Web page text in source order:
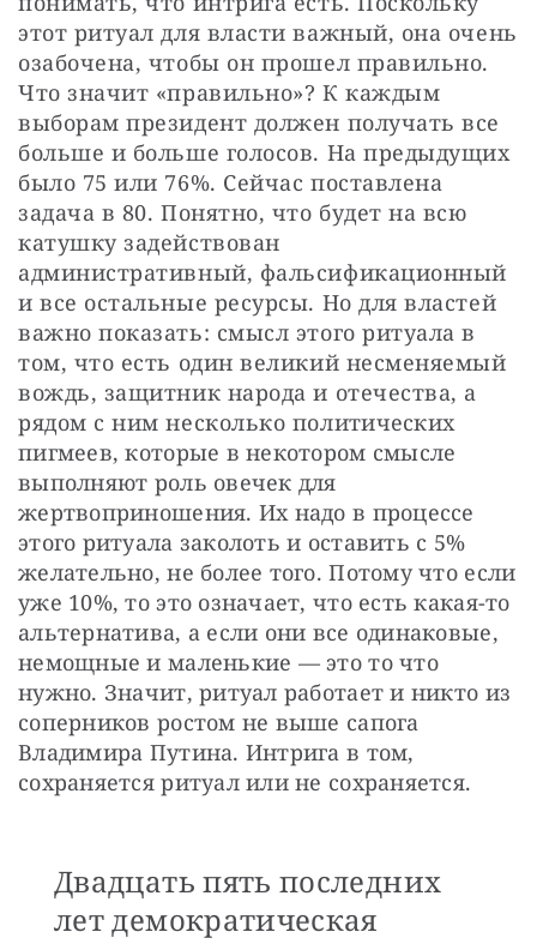
этот ритуал для власти важный, она очень
озабочена, чтобы он прошел правильно.
Что значит «правильно»? К каждым
выборам президент должен получать все
больше и больше голосов. На предыдущих
было 75 или 76%. Сейчас поставлена
задача в 80. Понятно, что будет на всю
катушку задействован
административный, фальсификационный
и все остальные ресурсы. Но для властей
важно показать: смысл этого ритуала в
том, что есть один великий несменяемый
вождь, защитник народа и отечества, а
рядом с ним несколько политических
пигмеев, которые в некотором смысле
выполняют роль овечек для
жертвоприношения. Их надо в процессе
этого ритуала заколоть и оставить с 5%
желательно, не более того. Потому что если
уже 10%, то это означает, что есть какая-то
альтернатива, а если они все одинаковые,
немощные и маленькие — это то что
нужно. Значит, ритуал работает и никто из
соперников ростом не выше сапога
Владимира Путина. Интрига в том,
сохраняется ритуал или не сохраняется.
Двадцать пять последних
лет демократическая